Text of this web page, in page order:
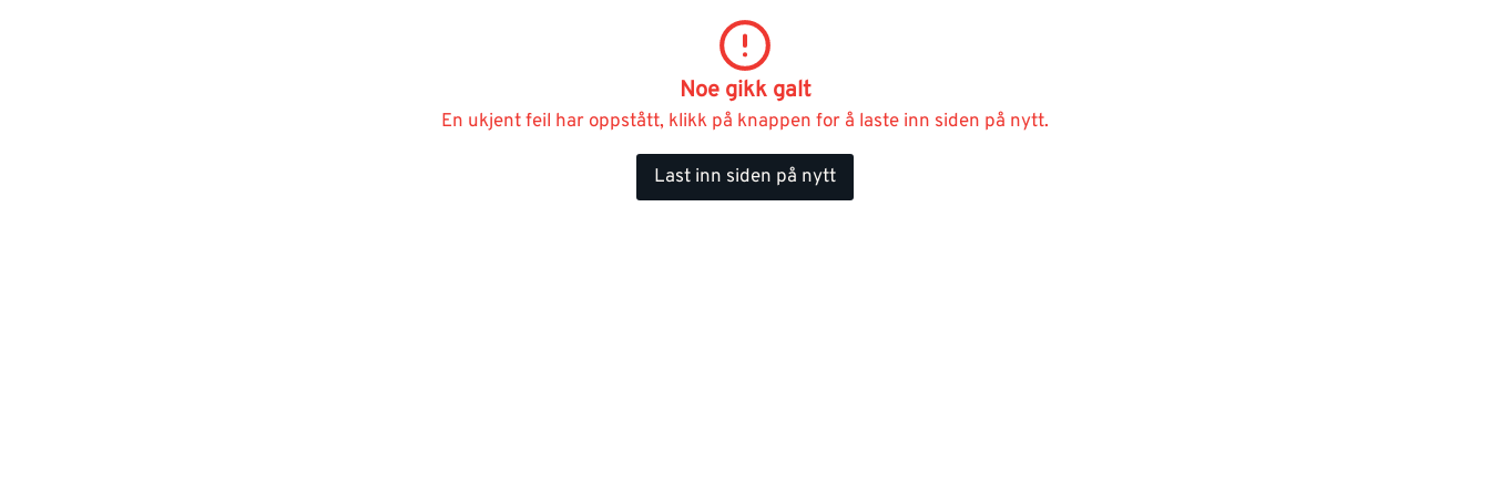
Noe gikk galt
En ukjent feil har oppstått, klikk på knappen for å laste inn siden på nytt.
Last inn siden på nytt